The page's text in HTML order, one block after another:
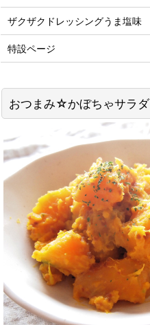
おつまみ☆かぼちゃサラダ
ザクザクドレッシングうま塩味
特設ページ